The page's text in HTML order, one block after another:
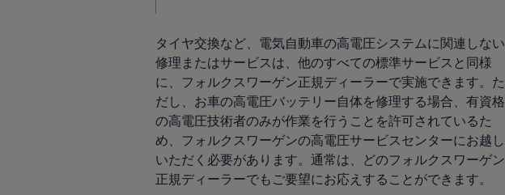
点検と車検
エンジンオイルおよびフルード類
ホイールとタイヤ
路上故障に関するサポート
フォルクスワーゲンサービス
Lifestyle & goods
Car Navigation System
Drive Recorder
リサイクルへの取組み
警告灯とインジケーターランプ
タイヤ交換など、電気自動車の高電圧システムに関連しない
修理またはサービスは、他のすべての標準サービスと同様
に、フォルクスワーゲン正規ディーラーで実施できます。た
だし、お車の高電圧バッテリー自体を修理する場合、有資格
の高電圧技術者のみが作業を行うことを許可されているた
め、フォルクスワーゲンの高電圧サービスセンターにお越し
いただく必要があります。通常は、どのフォルクスワーゲン
正規ディーラーでもご要望にお応えすることができます。